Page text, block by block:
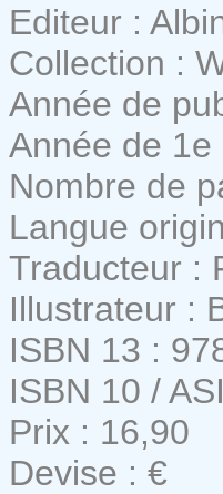
Editeur :
Collection :
Année de
Année de
Nombre de
Langue
Traducteur :
Illustrateur :
ISBN 13 :
ISBN 10 /
Prix : 16,90
Devise : €